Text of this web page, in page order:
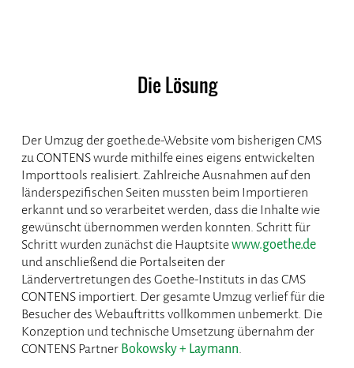
Die Lösung
Der Umzug der goethe.de-Website vom bisherigen CMS
zu CONTENS wurde mithilfe eines eigens entwickelten
Importtools realisiert. Zahlreiche Ausnahmen auf den
länderspezifischen Seiten mussten beim Importieren
erkannt und so verarbeitet werden, dass die Inhalte wie
gewünscht übernommen werden konnten. Schritt für
Schritt wurden zunächst die Hauptsitewww.goethe.de
und anschließend die Portalseiten der
Ländervertretungen des Goethe-Instituts in das CMS
CONTENS importiert. Der gesamte Umzug verlief für die
Besucher des Webauftritts vollkommen unbemerkt. Die
Konzeption und technische Umsetzung übernahm der
CONTENS PartnerBokowsky + Laymann.